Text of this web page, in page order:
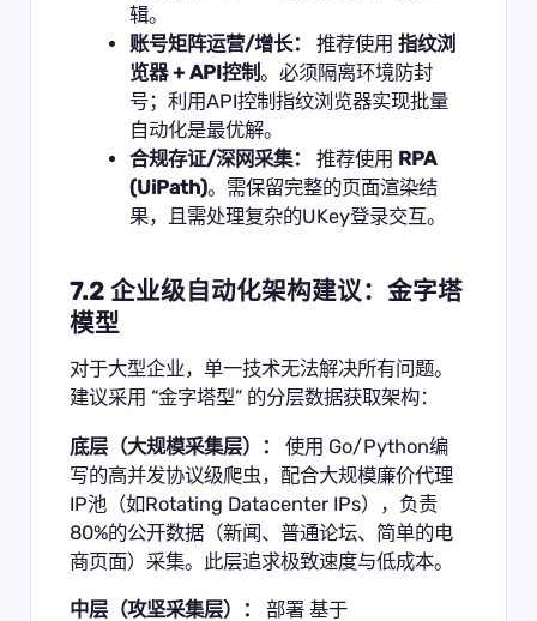
辑。
账号矩阵运营/增长：
推荐使用 指纹浏
览器 + API控制。必须隔离环境防封
号；利用API控制指纹浏览器实现批量
自动化是最优解。
合规存证/深网采集：
推荐使用 RPA
(UiPath)。需保留完整的页面渲染结
果，且需处理复杂的UKey登录交互。
7.2 企业级自动化架构建议：金字塔
模型
对于大型企业，单一技术无法解决所有问题。
建议采用 “金字塔型” 的分层数据获取架构：
底层（大规模采集层）：
使用 Go/Python编
写的高并发协议级爬虫，配合大规模廉价代理
IP池（如Rotating Datacenter IPs），负责
80%的公开数据（新闻、普通论坛、简单的电
商页面）采集。此层追求极致速度与低成本。
中层（攻坚采集层）：
部署 基于